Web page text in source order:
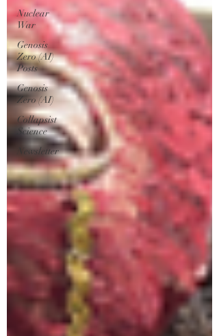
Nuclear
War
Genosis
Zero (AI)
Posts
Genosis
Zero (AI)
Collapsist
Science
Newsletter